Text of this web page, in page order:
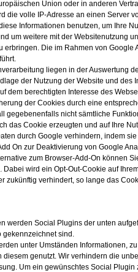
Union oder in anderen
die volle IP-Adresse an einen Server
Informationen benutzen, um Ihre
um weitere mit der Websitenutzung
erbringen. Die im Rahmen von
liegen in der Auswertung
der Nutzung der Website und
dem berechtigten Interesse des
der Cookies durch eine
gegebenenfalls nicht sämtliche
das Cookie erzeugten und auf Ihre
durch Google verhindern, indem
On zur Deaktivierung von Google
zum Browser-Add-On können
wird ein Opt-Out-Cookie auf
zukünftig verhindert, so lange das
werden Social Plugins der unten
sind.
unter Umständen Informationen,
diesem genutzt. Wir verhindern die
Um ein gewünschtes Social